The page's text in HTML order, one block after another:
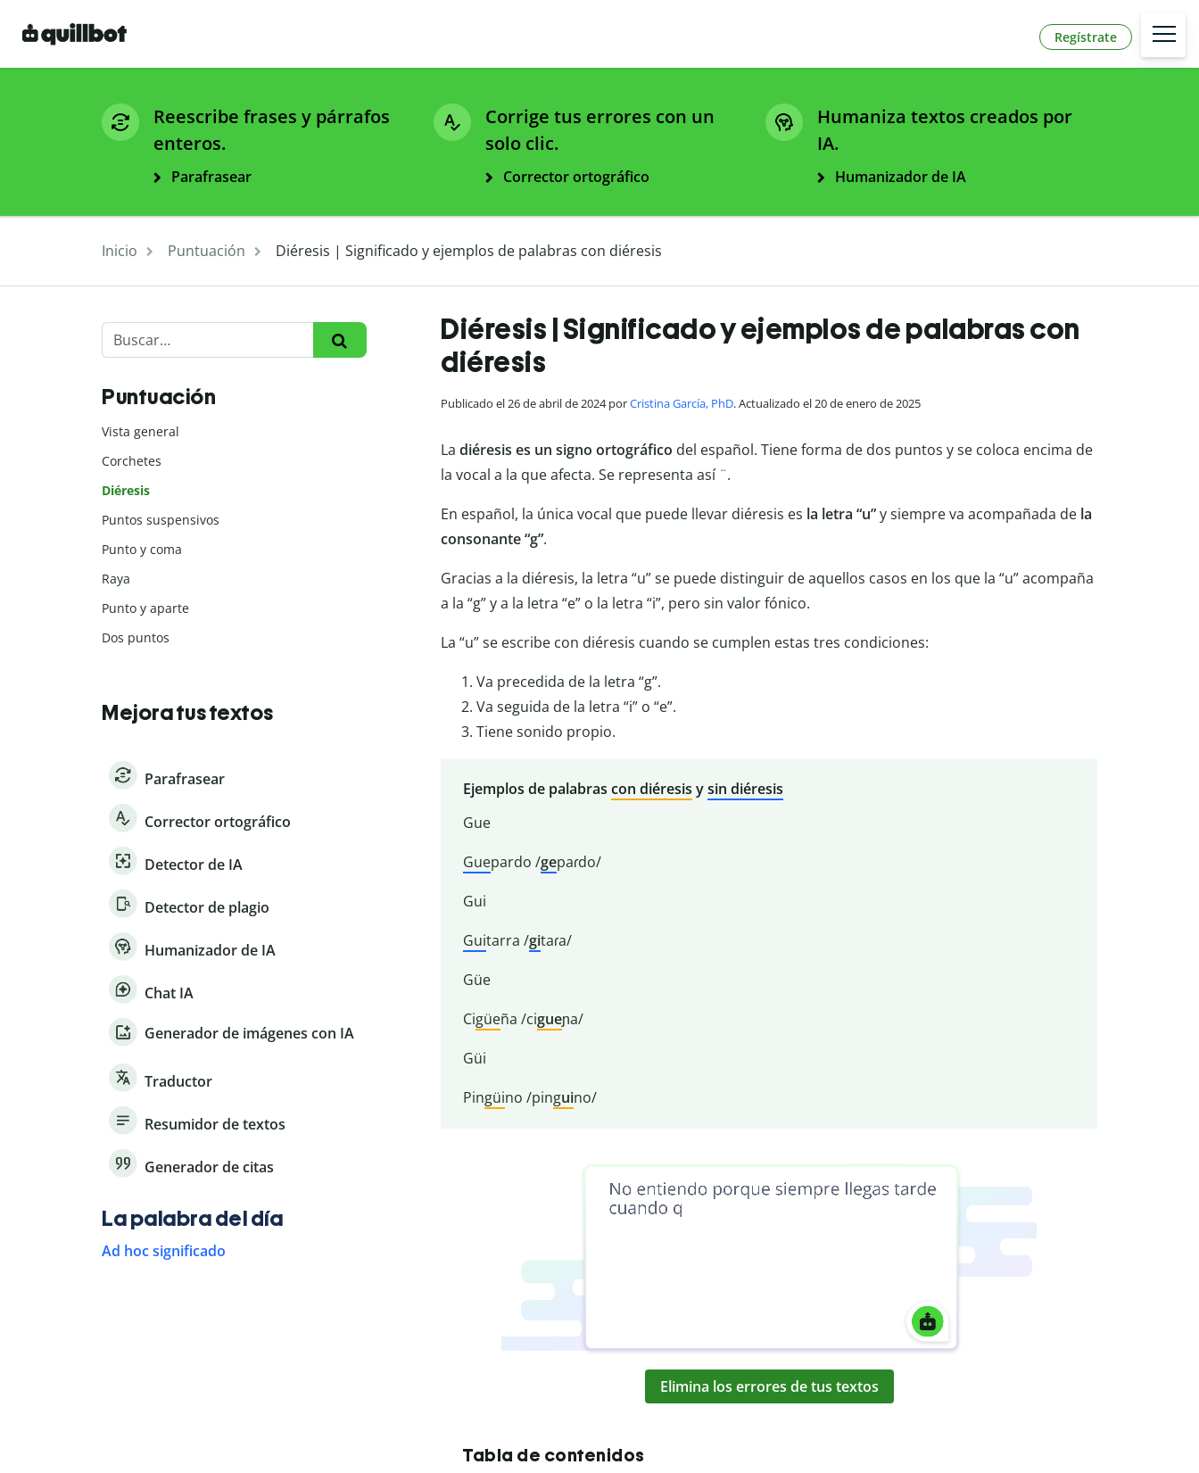
Regístrate
Reescribe frases y párrafos
enteros.
Parafrasear
Corrige tus errores con un
solo clic.
Corrector ortográfico
Humaniza textos creados por
IA.
Humanizador de IA
Inicio Puntuación Diéresis | Significado y ejemplos de palabras con diéresis
Diéresis | Significado y ejemplos de palabras con
diéresis
Publicado el 26 de abril de 2024 porCristina García, PhD. Actualizado el 20 de enero de 2025
La diéresis es un signo ortográfico del español. Tiene forma de dos puntos y se coloca encima de
la vocal a la que afecta. Se representa así ¨.
En español, la única vocal que puede llevar diéresis es la letra “u”y siempre va acompañada de la
consonante “g”.
Gracias a la diéresis, la letra “u” se puede distinguir de aquellos casos en los que la “u” acompaña
a la “g” y a la letra “e” o la letra “i”, pero sin valor fónico.
La “u” se escribe con diéresis cuando se cumplen estas tres condiciones:
Va precedida de la letra “g”.
Va seguida de la letra “i” o “e”.
Tiene sonido propio.
Ejemplos de palabras con diéresis ysin diéresis
Gue
Guepardo /gepaɾdo/
Gui
Guitarra /gitaɾa/
Güe
Cigüeña /cigueɲa/
Güi
Pingüino /pinguino/
Elimina los errores de tus textos
Tabla de contenidos
Puntuación
Vista general
Corchetes
Diéresis
Puntos suspensivos
Punto y coma
Raya
Punto y aparte
Dos puntos
Mejora tus textos
Parafrasear
Corrector ortográfico
Detector de IA
Detector de plagio
Humanizador de IA
Chat IA
Generador de imágenes con IA
Traductor
Resumidor de textos
Generador de citas
La palabra del día
Ad hoc significado